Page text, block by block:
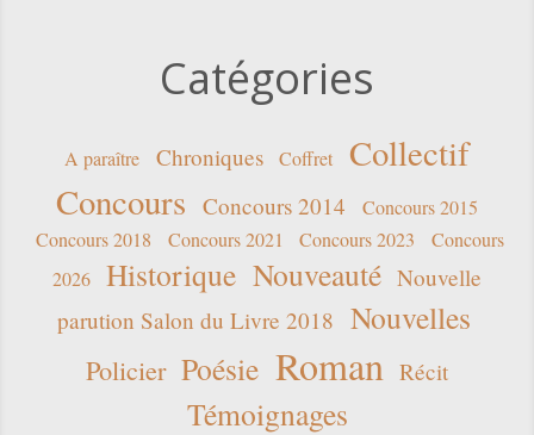
Catégories
A paraître Chroniques Coffret
Collectif
Concours Concours 2014
Concours 2015
Concours 2018
Concours 2021 Concours 2023
Concours
2026
Historique Nouveauté Nouvelle
parution Salon du Livre 2018 Nouvelles
Policier Poésie Roman Récit
Témoignages